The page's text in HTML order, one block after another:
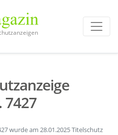
7427
wurde am 28.01.2025 Titelschutz